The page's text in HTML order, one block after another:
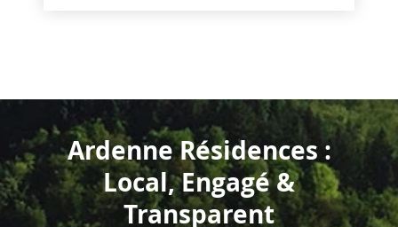
Ardenne Résidences :
Local, Engagé &
Transparent